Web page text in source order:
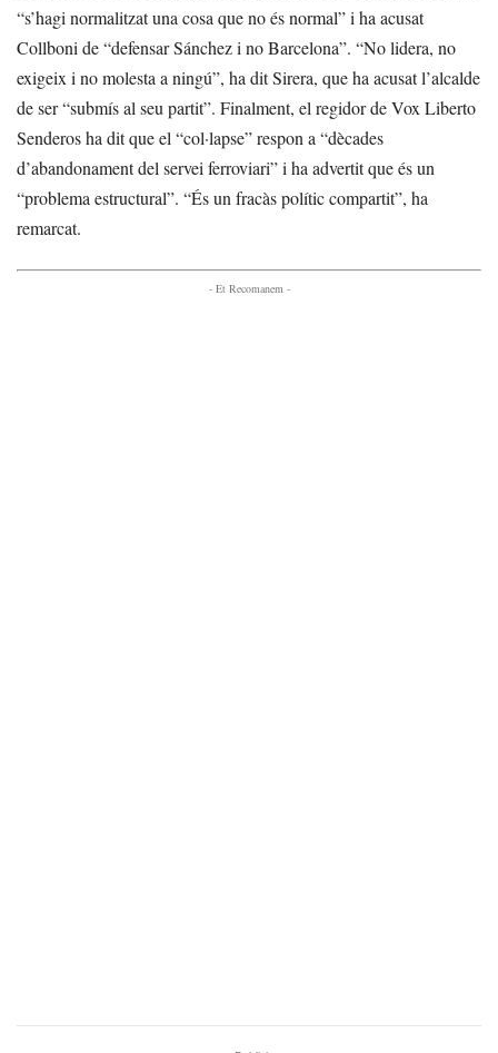
“s’hagi normalitzat una cosa que no és normal” i ha acusat
Collboni de “defensar Sánchez i no Barcelona”. “No lidera, no
exigeix i no molesta a ningú”, ha dit Sirera, que ha acusat l’alcalde
de ser “submís al seu partit”. Finalment, el regidor de Vox Liberto
Senderos ha dit que el “col·lapse” respon a “dècades
d’abandonament del servei ferroviari” i ha advertit que és un
“problema estructural”. “És un fracàs polític compartit”, ha
remarcat.
- Et Recomanem -